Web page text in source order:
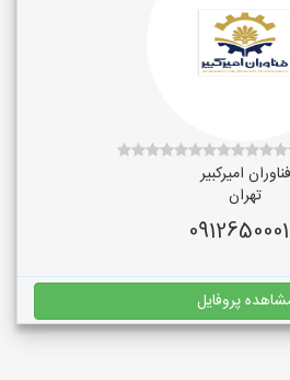
فناوران امیرکبیر
تهران
پروفایل